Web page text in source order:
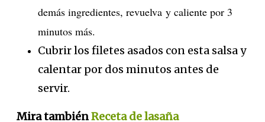
demás ingredientes, revuelva y caliente por 3
minutos más.
Cubrir los filetes asados con esta salsa y
calentar por dos minutos antes de
servir.
Mira tambiénReceta de lasaña